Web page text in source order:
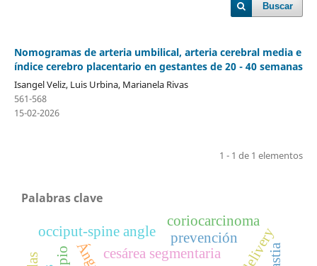
Buscar
Nomogramas de arteria umbilical, arteria cerebral media e
índice cerebro placentario en gestantes de 20 - 40 semanas
Isangel Veliz, Luis Urbina, Marianela Rivas
561-568
15-02-2026
1 - 1 de 1 elementos
Palabras clave
cesárea segmentaria
occiput-spine angle
coriocarcinoma
prevención